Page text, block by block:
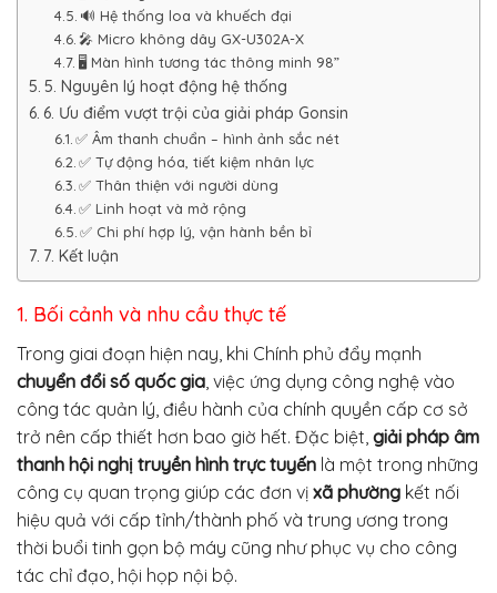
🔊 Hệ thống loa và khuếch đại
🎤 Micro không dây GX-U302A-X
🖥️ Màn hình tương tác thông minh 98”
5. Nguyên lý hoạt động hệ thống
6. Ưu điểm vượt trội của giải pháp Gonsin
✅ Âm thanh chuẩn – hình ảnh sắc nét
✅ Tự động hóa, tiết kiệm nhân lực
✅ Thân thiện với người dùng
✅ Linh hoạt và mở rộng
✅ Chi phí hợp lý, vận hành bền bỉ
7. Kết luận
1. Bối cảnh và nhu cầu thực tế
Trong giai đoạn hiện nay, khi Chính phủ đẩy mạnh
chuyển đổi số quốc gia , việc ứng dụng công nghệ vào
công tác quản lý, điều hành của chính quyền cấp cơ sở
trở nên cấp thiết hơn bao giờ hết. Đặc biệt, giải pháp âm
thanh hội nghị truyền hình trực tuyến là một trong những
công cụ quan trọng giúp các đơn vị xã phường kết nối
hiệu quả với cấp tỉnh/thành phố và trung ương trong
thời buổi tinh gọn bộ máy cũng như phục vụ cho công
tác chỉ đạo, hội họp nội bộ.